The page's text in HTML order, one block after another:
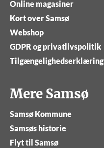
Online magasiner
Kort over Samsø
Webshop
GDPR og privatlivspolitik
Tilgængelighedserklæring
Mere Samsø
Samsø Kommune
Samsøs historie
Flyt til Samsø